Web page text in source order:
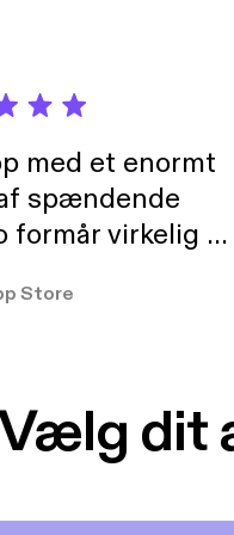
med et enormt
spændende
formår virkelig at
At der så også
Store
dit